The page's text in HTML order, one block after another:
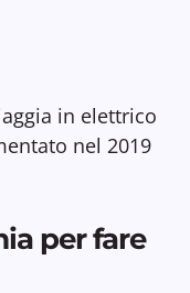
in elettrico
nel 2019
per fare